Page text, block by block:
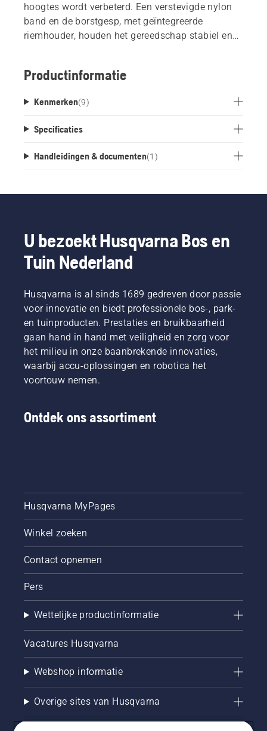
hoogtes wordt verbeterd. Een verstevigde nylon
band en de borstgesp, met geïntegreerde
riemhouder, houden het gereedschap stabiel en
heupriemondersteuning bieden de hele dag
de gewichtsverdeling verbetert. Het draagstel kan
persoonlijke pasvorm en is compatibel met zowel
FLEXI-gereedschapsaccessoires als de
Husqvarna BLi-X-accudrager.
Productinformatie
Kenmerken(9)
Specificaties
Handleidingen & documenten(1 )
U bezoekt Husqvarna Bos en
Tuin Nederland
Husqvarna is al sinds 1689 gedreven door passie
voor innovatie en biedt professionele bos-, park-
en tuinproducten. Prestaties en bruikbaarheid
gaan hand in hand met veiligheid en zorg voor
het milieu in onze baanbrekende innovaties,
waarbij accu-oplossingen en robotica het
voortouw nemen.
Ontdek ons assortiment
Husqvarna MyPages
Winkel zoeken
Contact opnemen
Pers
Wettelijke productinformatie
Vacatures Husqvarna
Webshop informatie
Overige sites van Husqvarna